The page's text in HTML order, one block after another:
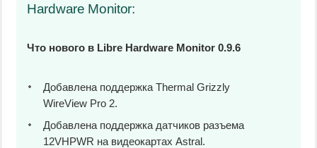
Hardware Monitor:
Что нового в Libre Hardware Monitor 0.9.6
Добавлена поддержка Thermal Grizzly
WireView Pro 2.
Добавлена поддержка датчиков разъема
12VHPWR на видеокартах Astral.